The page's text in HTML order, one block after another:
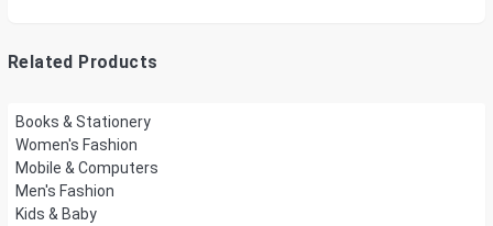
Related Products
Books & Stationery
Women's Fashion
Mobile & Computers
Men's Fashion
Kids & Baby